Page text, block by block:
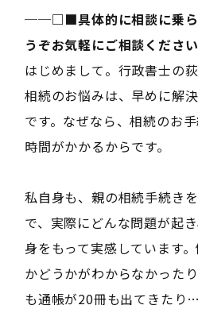
──□■具体的に相談に乗ら
うぞお気軽にご相談くだ
はじめまして。行政書士の
相続のお悩みは、早めに解
です。なぜなら、相続のお
時間がかかるからです。
私自身も、親の相続手続き
で、実際にどんな問題が起
身をもって実感しています
かどうかがわからなかった
も通帳が20冊も出てきた